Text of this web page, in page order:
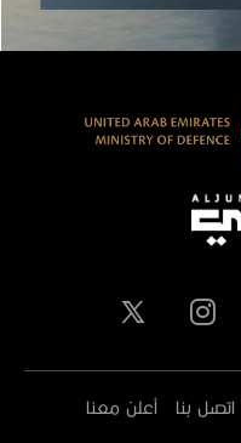
اتصل بنا أعلن معنا